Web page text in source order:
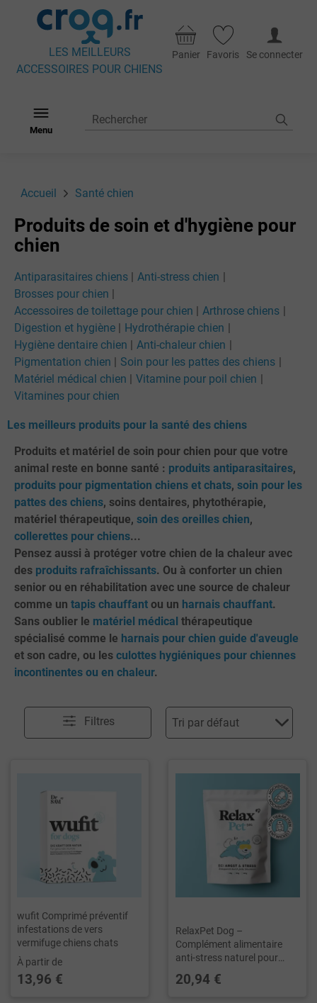
LES MEILLEURS
ACCESSOIRES POUR CHIENS
Panier Favoris Se connecter
Menu
Accueil Santé chien
Produits de soin et d'hygiène pour
chien
Antiparasitaires chiens
Anti-stress chien
Brosses pour chien
Accessoires de toilettage pour chien
Arthrose chiens
Digestion et hygiène
Hydrothérapie chien
Hygiène dentaire chien
Anti-chaleur chien
Pigmentation chien
Soin pour les pattes des chiens
Matériel médical chien
Vitamine pour poil chien
Vitamines pour chien
Les meilleurs produits pour la santé des chiens
Produits et matériel de soin pour chien pour que votre
animal reste en bonne santé : produits antiparasitaires,
produits pour pigmentation chiens et chats, soin pour les
pattes des chiens, soins dentaires, phytothérapie,
matériel thérapeutique, soin des oreilles chien,
collerettes pour chiens...
Pensez aussi à protéger votre chien de la chaleur avec
des produits rafraîchissants. Ou à conforter un chien
senior ou en réhabilitation avec une source de chaleur
comme un tapis chauffantou un harnais chauffant.
Sans oublier le matériel médical thérapeutique
spécialisé comme le harnais pour chien guide d'aveugle
et son cadre, ou les culottes hygiéniques pour chiennes
incontinentes ou en chaleur.
Filtres
wufit Comprimé préventif
infestations de vers
vermifuge chiens chats
À partir de
13,96 €
RelaxPet Dog –
Complément alimentaire
anti-stress naturel pour
chiens anxieux
20,94 €